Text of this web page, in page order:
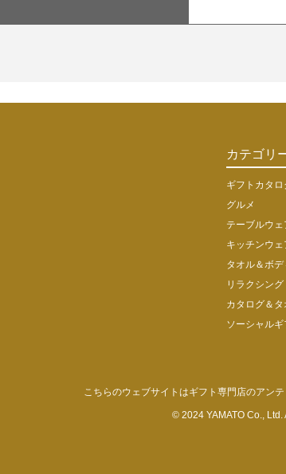
カテゴリ
ギフトカタロ
グルメ
テーブルウェ
キッチンウェ
タオル＆ボデ
リラクシング
カタログ＆タ
ソーシャルギ
こちらのウェブサイトはギフト専門店のアン
© 2024 YAMATO Co.,